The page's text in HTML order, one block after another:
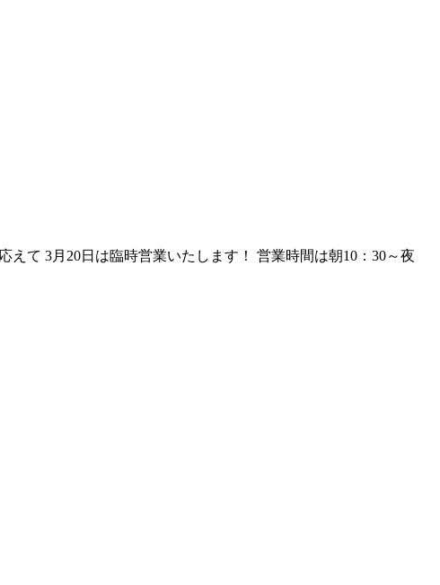
て 3月20日は臨時営業いたします！ 営業時間は朝10：30～夜